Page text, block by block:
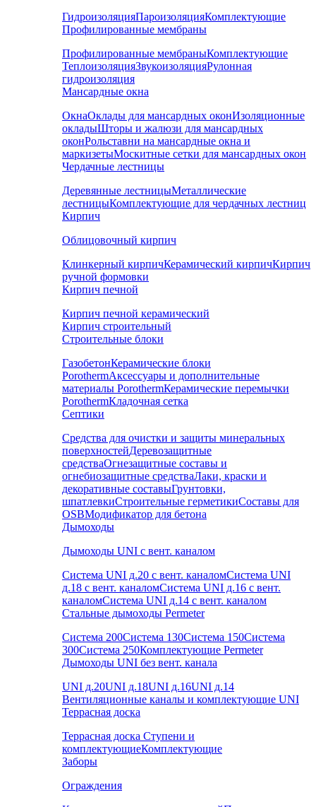
ГидроизоляцияПароизоляцияКомплектующие
Профилированные мембраны
Профилированные мембраныКомплектующие
ТеплоизоляцияЗвукоизоляцияРулонная
гидроизоляция
Мансардные окна
ОкнаОклады для мансардных оконИзоляционные
окладыШторы и жалюзи для мансардных
оконРольставни на мансардные окна и
маркизетыМоскитные сетки для мансардных окон
Чердачные лестницы
Деревянные лестницыМеталлические
лестницыКомплектующие для чердачных лестниц
Кирпич
Облицовочный кирпич
Клинкерный кирпичКерамический кирпичКирпич
ручной формовки
Кирпич печной
Кирпич печной керамический
Кирпич строительный
Строительные блоки
ГазобетонКерамические блоки
PorothermАксессуары и дополнительные
материалы PorothermКерамические перемычки
PorothermКладочная сетка
Септики
Средства для очистки и защиты минеральных
поверхностейДеревозащитные
средстваОгнезащитные составы и
огнебиозащитные средстваЛаки, краски и
декоративные составыГрунтовки,
шпатлевкиСтроительные герметикиСоставы для
OSBМодификатор для бетона
Дымоходы
Дымоходы UNI с вент. каналом
Система UNI д.20 с вент. каналомСистема UNI
д.18 с вент. каналомСистема UNI д.16 с вент.
каналомСистема UNI д.14 с вент. каналом
Стальные дымоходы Permeter
Система 200Система 130Система 150Система
300Система 250Комплектующие Permeter
Дымоходы UNI без вент. канала
UNI д.20UNI д.18UNI д.16UNI д.14
Вентиляционные каналы и комплектующие UNI
Террасная доска
Террасная доска Ступени и
комплектующиеКомплектующие
Заборы
Ограждения